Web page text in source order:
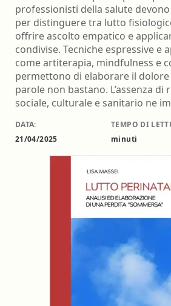
professionisti della salute
per distinguere tra lutto
offrire ascolto empatico e
condivise. Tecniche espressive e
come artiterapia, mindfulness e
permettono di elaborare il
parole non bastano. L’assenza di
sociale, culturale e sanitario ne
DATA:
21/04/2025
TEMPO DI
minuti